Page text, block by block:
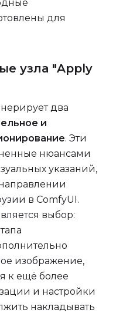
для
узла "Apply
два
и
. Эти
нюансами
указаний,
в ComfyUI.
выбор:
изображение,
к ещё более
и настройки
накладывать